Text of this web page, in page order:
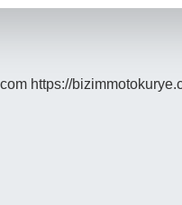
https://